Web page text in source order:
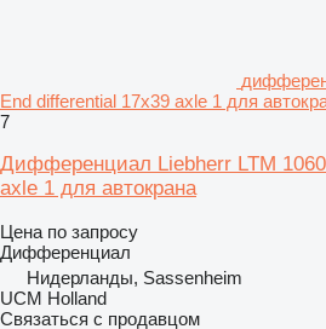
End differential 17x39 axle 1 для
7
Дифференциал Liebherr LTM
axle 1 для автокрана
Цена по запросу
Дифференциал
Нидерланды, Sassenheim
UCM Holland
Связаться с продавцом